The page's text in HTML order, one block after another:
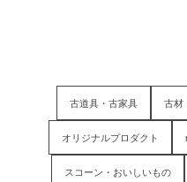
古道具・古家具 古材
オリジナルプロダクト
スコーン・おいしいもの